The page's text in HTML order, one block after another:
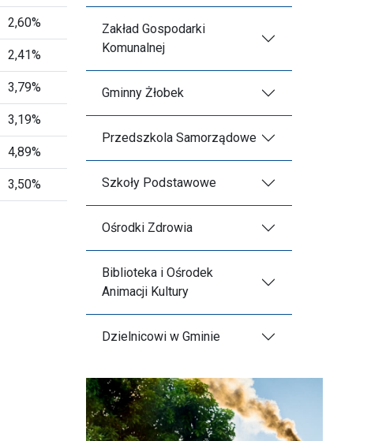
2,60% 7,50%
2,41% 8,53%
3,79% 12,42%
3,19% 45 11,03% 37
4,89%
3,50% 316 8,39%
Zakład Gospodarki
Komunalnej
Gminny Żłobek
Przedszkola Samorządowe
Szkoły Podstawowe
Ośrodki Zdrowia
Biblioteka i Ośrodek
Animacji Kultury
Dzielnicowi w Gminie